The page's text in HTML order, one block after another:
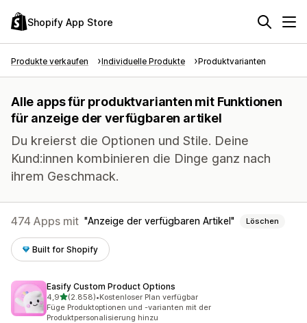
Shopify App Store
Produkte verkaufen Individuelle Produkte Produktvarianten
Alle apps für produktvarianten mit Funktionen
für anzeige der verfügbaren artikel
Du kreierst die Optionen und Stile. Deine
Kund:innen kombinieren die Dinge ganz nach
ihrem Geschmack.
474 Apps mit Anzeige der verfügbaren Artikel Löschen
Built for Shopify
Easify Custom Product Options
4,9von 5 Sternen
(2.858)
2858 Rezensionen insgesamt
•Kostenloser Plan verfügbar
Füge Produktoptionen und -varianten mit der
Produktpersonalisierung hinzu